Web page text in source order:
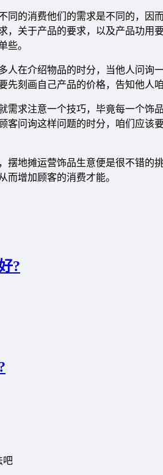
同的消费他们的需求是不同的，因
，关于产品的要求，以及产品功用
些。
人在介绍物品的时分，当他人问询
先刻画自己产品的价格，告知他人
需求注意一个技巧，毕竟每一个
客问询这样问题的时分，咱们应该
摆地摊运营饰品生意便是很不错
而增加顾客的消费才能。
?
吧